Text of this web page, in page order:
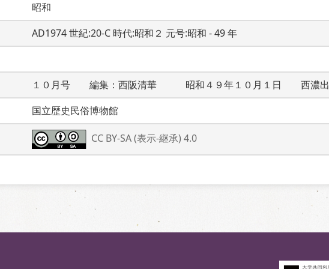
昭和
AD1974 世紀:20-C 時代:昭和２ 元号:昭和 - 49 年
１０月号　　編集：西阪清華　　　昭和４９年１０月１日　　西濃
国立歴史民俗博物館
CC BY-SA (表示-継承) 4.0